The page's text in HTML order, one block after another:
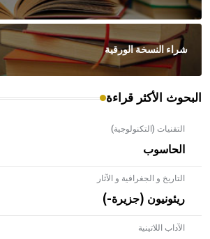
شراء النسخة الورقية
البحوث الأكثر قراءة
التقنيات (التكنولوجية)
الحاسوب
التاريخ و الجغرافية و الآثار
ريئونيون (جزيرة-)
الآداب اللاتينية